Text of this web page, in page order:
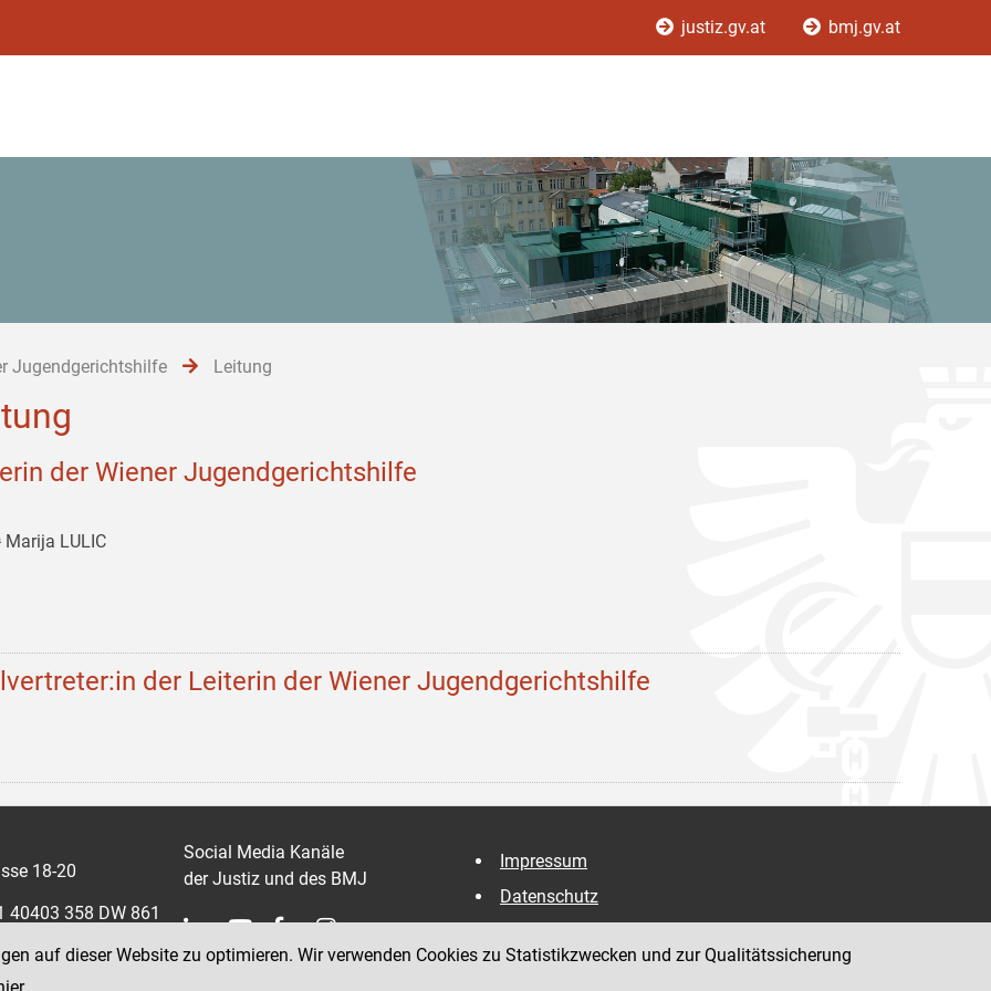
justiz.gv.at bmj.gv.at
Jugendgerichtshilfe Leitung
der Wiener Jugendgerichtshilfe
Marija LULIC
der Leiterin der Wiener Jugendgerichtshilfe
18-20
40403 358 DW 861
358 865
Social Media Kanäle
der Justiz und des BMJ
Impressum
Datenschutz
Hinweisgeber:innenplattform (für Mitarbeiter:innen)
auf dieser Website zu optimieren. Wir verwenden Cookies zu Statistikzwecken und zur Qualitätssicherung